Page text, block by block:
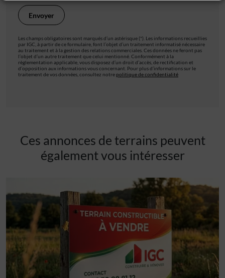
Les champs obligatoires sont marqués d’un astérisque (*). Les informations recueillies
par IGC, à partir de ce formulaire, font l’objet d’un traitement informatisé nécessaire
au traitement et à la gestion des relations commerciales. Ces données ne feront pas
l’objet d’un autre traitement que celui mentionné. Conformément à la
règlementation applicable, vous disposez d’un droit d’accès, de rectification et
d’opposition aux informations vous concernant. Pour plus d’informations sur le
traitement de vos données, consultez notre politique de confidentialité
Ces annonces de terrains peuvent
également vous intéresser